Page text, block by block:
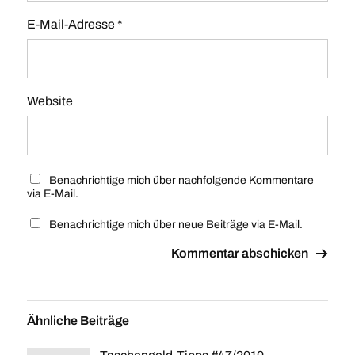
E-Mail-Adresse*
Website
Benachrichtige mich über nachfolgende Kommentare
via E-Mail.
Benachrichtige mich über neue Beiträge via E-Mail.
Ähnliche Beiträge